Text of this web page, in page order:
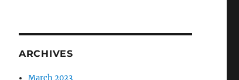
ARCHIVES
March 2023